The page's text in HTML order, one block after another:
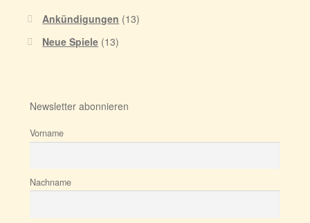
Ankündigungen (13)
Neue Spiele (13)
Newsletter abonnieren
Vorname
Nachname